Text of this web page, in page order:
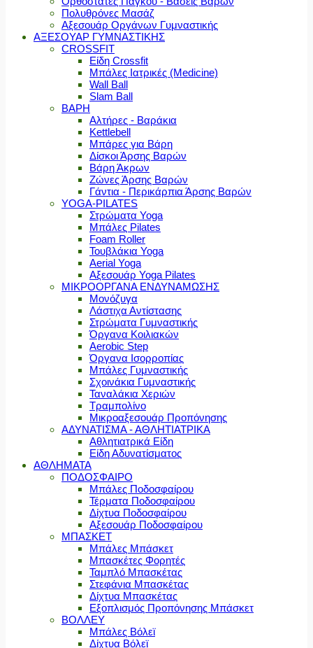
Πολυθρόνες Μασάζ
Αξεσουάρ Οργάνων Γυμναστικής
ΑΞΕΣΟΥΑΡ ΓΥΜΝΑΣΤΙΚΗΣ
CROSSFIT
Είδη Crossfit
Μπάλες Ιατρικές (Medicine)
Wall Ball
Slam Ball
ΒΑΡΗ
Αλτήρες - Βαράκια
Kettlebell
Μπάρες για Βάρη
Δίσκοι Άρσης Βαρών
Βάρη Άκρων
Ζώνες Άρσης Βαρών
Γάντια - Περικάρπια Άρσης Βαρών
YOGA-PILATES
Στρώματα Yoga
Μπάλες Pilates
Foam Roller
Τουβλάκια Yoga
Aerial Yoga
Αξεσουάρ Yoga Pilates
ΜΙΚΡΟΟΡΓΑΝΑ ΕΝΔΥΝΑΜΩΣΗΣ
Μονόζυγα
Λάστιχα Αντίστασης
Στρώματα Γυμναστικής
Όργανα Κοιλιακών
Aerobic Step
Όργανα Ισορροπίας
Μπάλες Γυμναστικής
Σχοινάκια Γυμναστικής
Ταναλάκια Χεριών
Τραμπολίνο
Μικροαξεσουάρ Προπόνησης
ΑΔΥΝΑΤΙΣΜΑ - ΑΘΛΗΤΙΑΤΡΙΚΑ
Αθλητιατρικά Είδη
Είδη Αδυνατίσματος
ΑΘΛΗΜΑΤΑ
ΠΟΔΟΣΦΑΙΡΟ
Μπάλες Ποδοσφαίρου
Τέρματα Ποδοσφαίρου
Δίχτυα Ποδοσφαίρου
Αξεσουάρ Ποδοσφαίρου
ΜΠΑΣΚΕΤ
Μπάλες Μπάσκετ
Μπασκέτες Φορητές
Ταμπλό Μπασκέτας
Στεφάνια Μπασκέτας
Δίχτυα Μπασκέτας
Εξοπλισμός Προπόνησης Μπάσκετ
ΒΟΛΛΕΥ
Μπάλες Βόλεϊ
Δίχτυα Βόλεϊ